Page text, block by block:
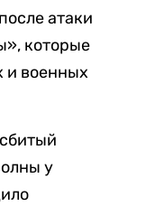
атаки
которые
и военных
у